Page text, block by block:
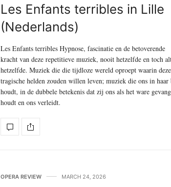
Les Enfants terribles in Lille
(Nederlands)
Les Enfants terribles Hypnose, fascinatie en de betoverende
kracht van deze repetitieve muziek, nooit hetzelfde en toch
hetzelfde. Muziek die die tijdloze wereld oproept waarin deze
tragische helden zouden willen leven; muziek die ons in haar
houdt, in de dubbele betekenis dat zij ons als het ware
houdt en ons verleidt.
OPERA REVIEW MARCH 24, 2026